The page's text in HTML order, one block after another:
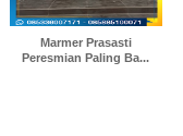
Marmer Prasasti
Peresmian Paling Ba...